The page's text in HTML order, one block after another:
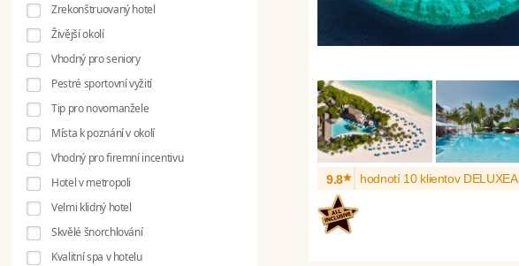
Zrekonštruovaný hotel
Živější okolí
Vhodný pro seniory
Pestré sportovní vyžití
Tip pro novomanžele
Místa k poznání v okolí
Vhodný pro firemní incentivu
Hotel v metropoli
Velmi klidný hotel
Skvělé šnorchlování
Kvalitní spa v hotelu
9.8* hodnotí 10 klientov DELUXEA